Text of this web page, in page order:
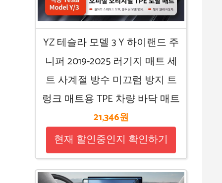
YZ 테슬라 모델 3 Y 하이랜드 주
니퍼 2019-2025 러기지 매트 세
트 사계절 방수 미끄럼 방지 트
렁크 매트용 TPE 차량 바닥 매트
21,346원
현재 할인중인지 확인하기